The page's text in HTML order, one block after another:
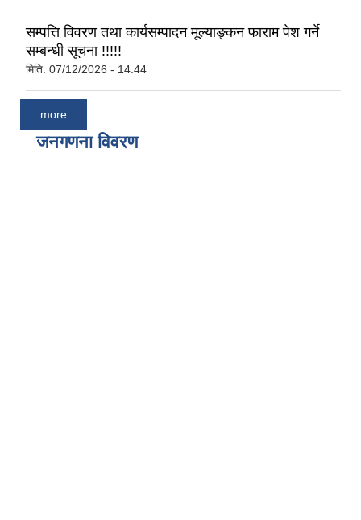
सम्पत्ति विवरण तथा कार्यसम्पादन मूल्याङ्कन फाराम पेश गर्ने
सम्बन्धी सूचना !!!!!
मिति: 07/12/2026 - 14:44
more
जनगणना विवरण